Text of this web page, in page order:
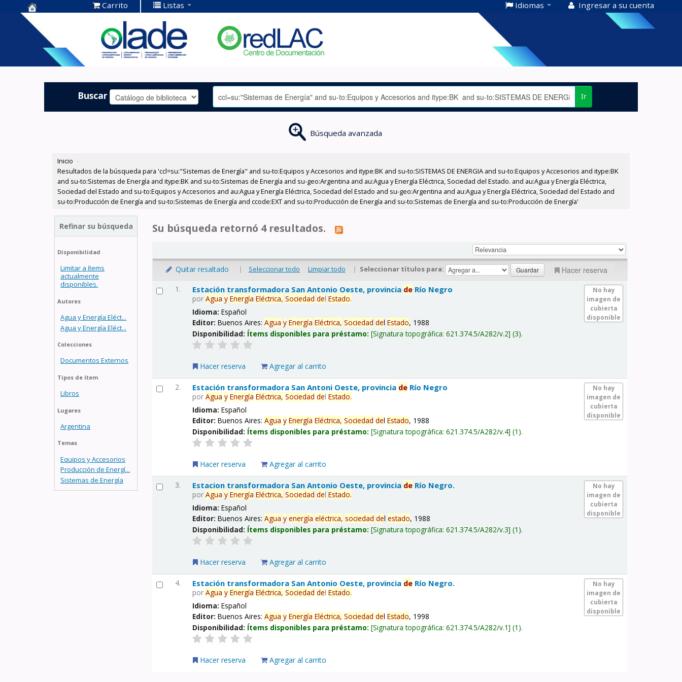
Centro de
Documentación
OLADE -
Carrito Listas Idiomas Ingresar a su cuenta
Buscar Ir
Búsqueda avanzada
Inicio ›
Resultados de la búsqueda para 'ccl=su:"Sistemas de Energía" and su-to:Equipos y Accesorios and itype:BK and su-to:SISTEMAS DE ENERGIA and su-to:Equipos y Accesorios and itype:BK
and su-to:Sistemas de Energía and itype:BK and su-to:Sistemas de Energía and su-geo:Argentina and au:Agua y Energía Eléctrica, Sociedad del Estado. and au:Agua y Energía Eléctrica,
Sociedad del Estado and su-to:Equipos y Accesorios and au:Agua y Energía Eléctrica, Sociedad del Estado and su-geo:Argentina and au:Agua y Energía Eléctrica, Sociedad del Estado and
su-to:Producción de Energía and su-to:Sistemas de Energía and ccode:EXT and su-to:Producción de Energía and su-to:Sistemas de Energía and su-to:Producción de Energía'
Refinar su búsqueda
Disponibilidad
Limitar a ítems
actualmente
disponibles.
Autores
Agua y Energía Eléct...
Agua y Energía Eléct...
Colecciones
Documentos Externos
Tipos de ítem
Libros
Lugares
Argentina
Temas
Equipos y Accesorios
Producción de Energí...
Sistemas de Energía
Su búsqueda retornó 4 resultados.
Quitar resaltado | Seleccionar todo Limpiar todo | Seleccionar títulos para: Hacer reserva
1.
No hay
imagen de
cubierta
disponible
Estación transformadora San Antonio Oeste, provincia de Río Negro
porAgua y Energía Eléctrica, Sociedad delEstado.
Idioma:Español
Editor:Buenos Aires:Agua y Energía Eléctrica, Sociedad delEstado, 1988
Disponibilidad: Ítems disponibles para préstamo: Signatura topográfica:621.374.5/A282/v.2 (3).
Hacer reserva Agregar al carrito
2.
No hay
imagen de
cubierta
disponible
Estación transformadora San Antoni Oeste, provincia de Río Negro
porAgua y Energía Eléctrica, Sociedad delEstado.
Idioma:Español
Editor:Buenos Aires:Agua y Energía Eléctrica, Sociedad delEstado, 1988
Disponibilidad: Ítems disponibles para préstamo: Signatura topográfica:621.374.5/A282/v.4 (1).
Hacer reserva Agregar al carrito
3.
No hay
imagen de
cubierta
disponible
Estacion transformadora San Antonio Oeste, provincia de Río Negro.
porAgua y Energía Eléctrica, Sociedad delEstado.
Idioma:Español
Editor:Buenos Aires:Agua y energía eléctrica, sociedad delestado, 1988
Disponibilidad: Ítems disponibles para préstamo: Signatura topográfica:621.374.5/A282/v.3 (1).
Hacer reserva Agregar al carrito
4.
No hay
imagen de
cubierta
disponible
Estación transformadora San Antonio Oeste, provincia de Río Negro.
porAgua y Energía Eléctrica, Sociedad delEstado.
Idioma:Español
Editor:Buenos Aires:Agua y Energía Eléctrica, Sociedad delEstado, 1998
Disponibilidad: Ítems disponibles para préstamo: Signatura topográfica:621.374.5/A282/v.1 (1).
Hacer reserva Agregar al carrito